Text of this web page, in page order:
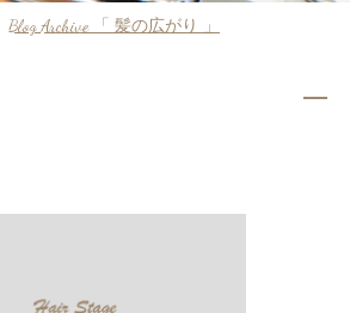
Blog Archive 「 髪の広がり 」